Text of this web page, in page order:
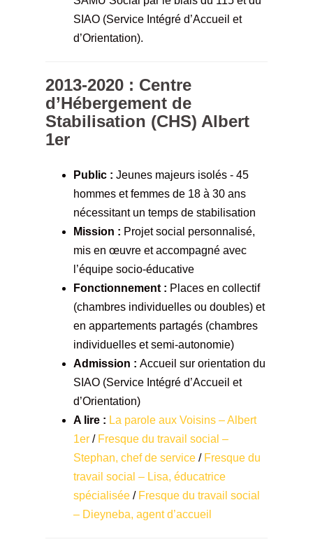
SIAO (Service Intégré d’Accueil et
d’Orientation).
2013-2020 : Centre
d’Hébergement de
Stabilisation (CHS) Albert
1er
Public : Jeunes majeurs isolés - 45
hommes et femmes de 18 à 30 ans
nécessitant un temps de stabilisation
Mission : Projet social personnalisé,
mis en œuvre et accompagné avec
l’équipe socio-éducative
Fonctionnement : Places en collectif
(chambres individuelles ou doubles) et
en appartements partagés (chambres
individuelles et semi-autonomie)
Admission : Accueil sur orientation du
SIAO (Service Intégré d’Accueil et
d’Orientation)
A lire : La parole aux Voisins – Albert
1er / Fresque du travail social –
Stephan, chef de service / Fresque du
travail social – Lisa, éducatrice
spécialisée / Fresque du travail social
– Dieyneba, agent d’accueil